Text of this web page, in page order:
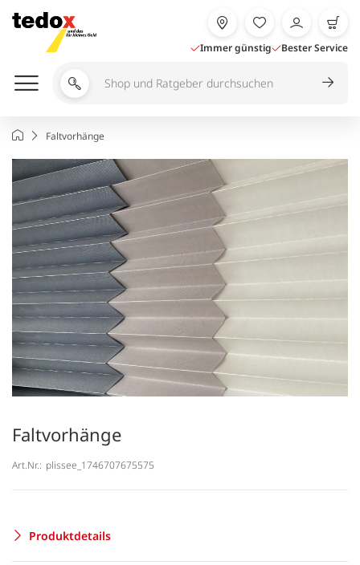
Inhalt
springen
Immer günstig Bester Service
Shop
durchsuchen
StartseiteFaltvorhänge
Faltvorhänge
Art.Nr.: plissee_1746707675575
Produktdetails